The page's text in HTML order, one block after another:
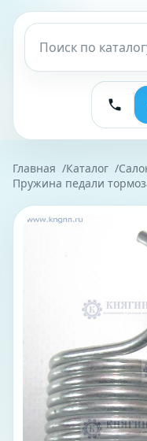
Главная Каталог
Пружина педали